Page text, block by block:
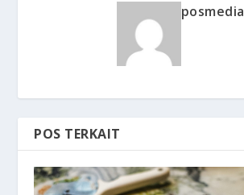
posmedia
POS TERKAIT